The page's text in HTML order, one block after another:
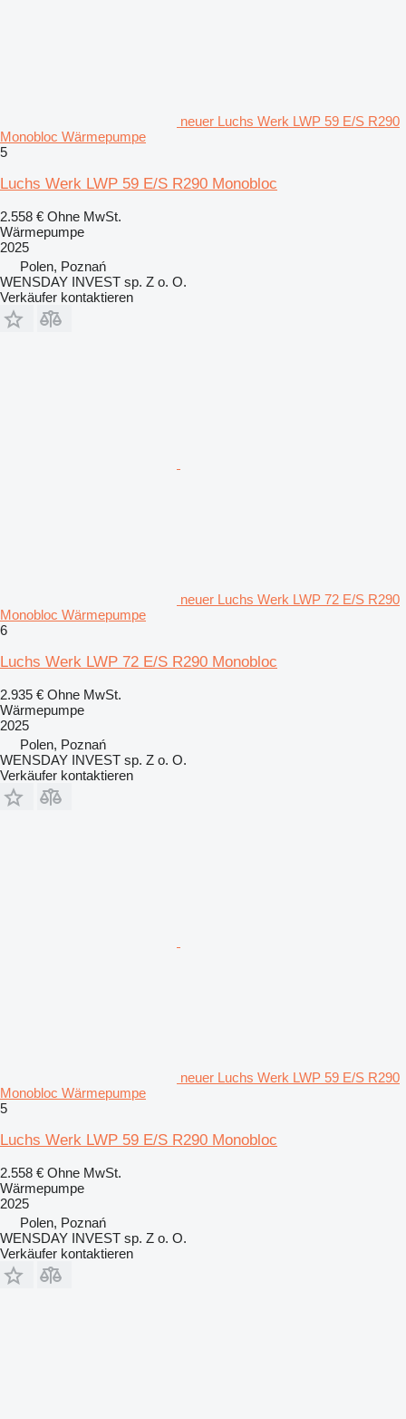
neuer Luchs Werk LWP 59 E/S R290
Monobloc Wärmepumpe
5
Luchs Werk LWP 59 E/S R290 Monobloc
2.558 € Ohne MwSt.
Wärmepumpe
2025
Polen, Poznań
WENSDAY INVEST sp. Z o. O.
Verkäufer kontaktieren
neuer Luchs Werk LWP 72 E/S R290
Monobloc Wärmepumpe
6
Luchs Werk LWP 72 E/S R290 Monobloc
2.935 € Ohne MwSt.
Wärmepumpe
2025
Polen, Poznań
WENSDAY INVEST sp. Z o. O.
Verkäufer kontaktieren
neuer Luchs Werk LWP 59 E/S R290
Monobloc Wärmepumpe
5
Luchs Werk LWP 59 E/S R290 Monobloc
2.558 € Ohne MwSt.
Wärmepumpe
2025
Polen, Poznań
WENSDAY INVEST sp. Z o. O.
Verkäufer kontaktieren